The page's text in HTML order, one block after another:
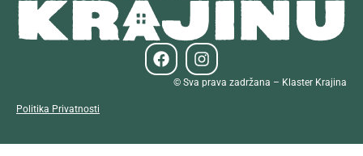
© Sva prava zadržana – Klaster Krajina
Politika Privatnosti